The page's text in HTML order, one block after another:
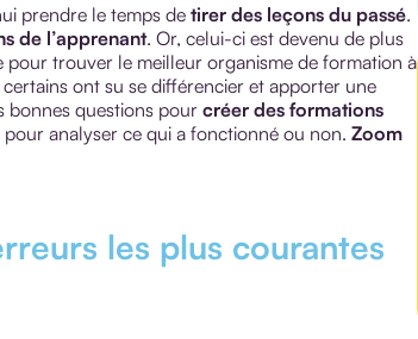
prendre le temps detirer des leçons du passé.
de l’apprenant. Or, celui-ci est devenu de plus
pour trouver le meilleur organisme de formation à
ont su se différencier et apporter une
bonnes questions pour créer des formations
analyser ce qui a fonctionné ou non. Zoom
les plus courantes